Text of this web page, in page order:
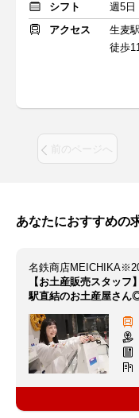
シフト
週5日
アクセス
生麦駅
徒歩
前のページへ
あなたにおすすめの
名鉄商店
【お土産販売スタッ
駅直結のお土産屋さん